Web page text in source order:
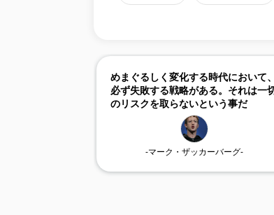
めまぐるしく変化する時代において、
必ず失敗する戦略がある。それは一
のリスクを取らないという事だ
-マーク・ザッカーバーグ-